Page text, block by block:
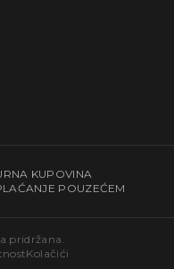
KUPOVINA
POUZEĆEM
pridržana.
Kolačići